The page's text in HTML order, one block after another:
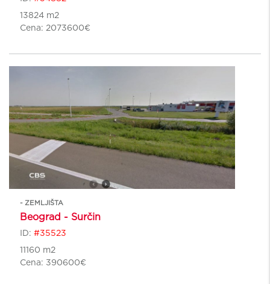
13824 m2
Cena: 2073600€
- ZEMLJIŠTA
Beograd - Surčin
ID: #35523
11160 m2
Cena: 390600€